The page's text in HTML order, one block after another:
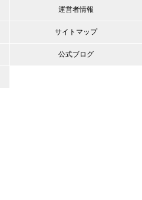
運営者情報
サイトマップ
公式ブログ